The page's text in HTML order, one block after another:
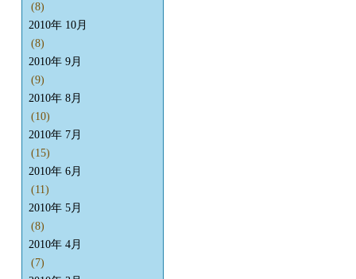
(8)
2010年 10月
(8)
2010年 9月
(9)
2010年 8月
(10)
2010年 7月
(15)
2010年 6月
(11)
2010年 5月
(8)
2010年 4月
(7)